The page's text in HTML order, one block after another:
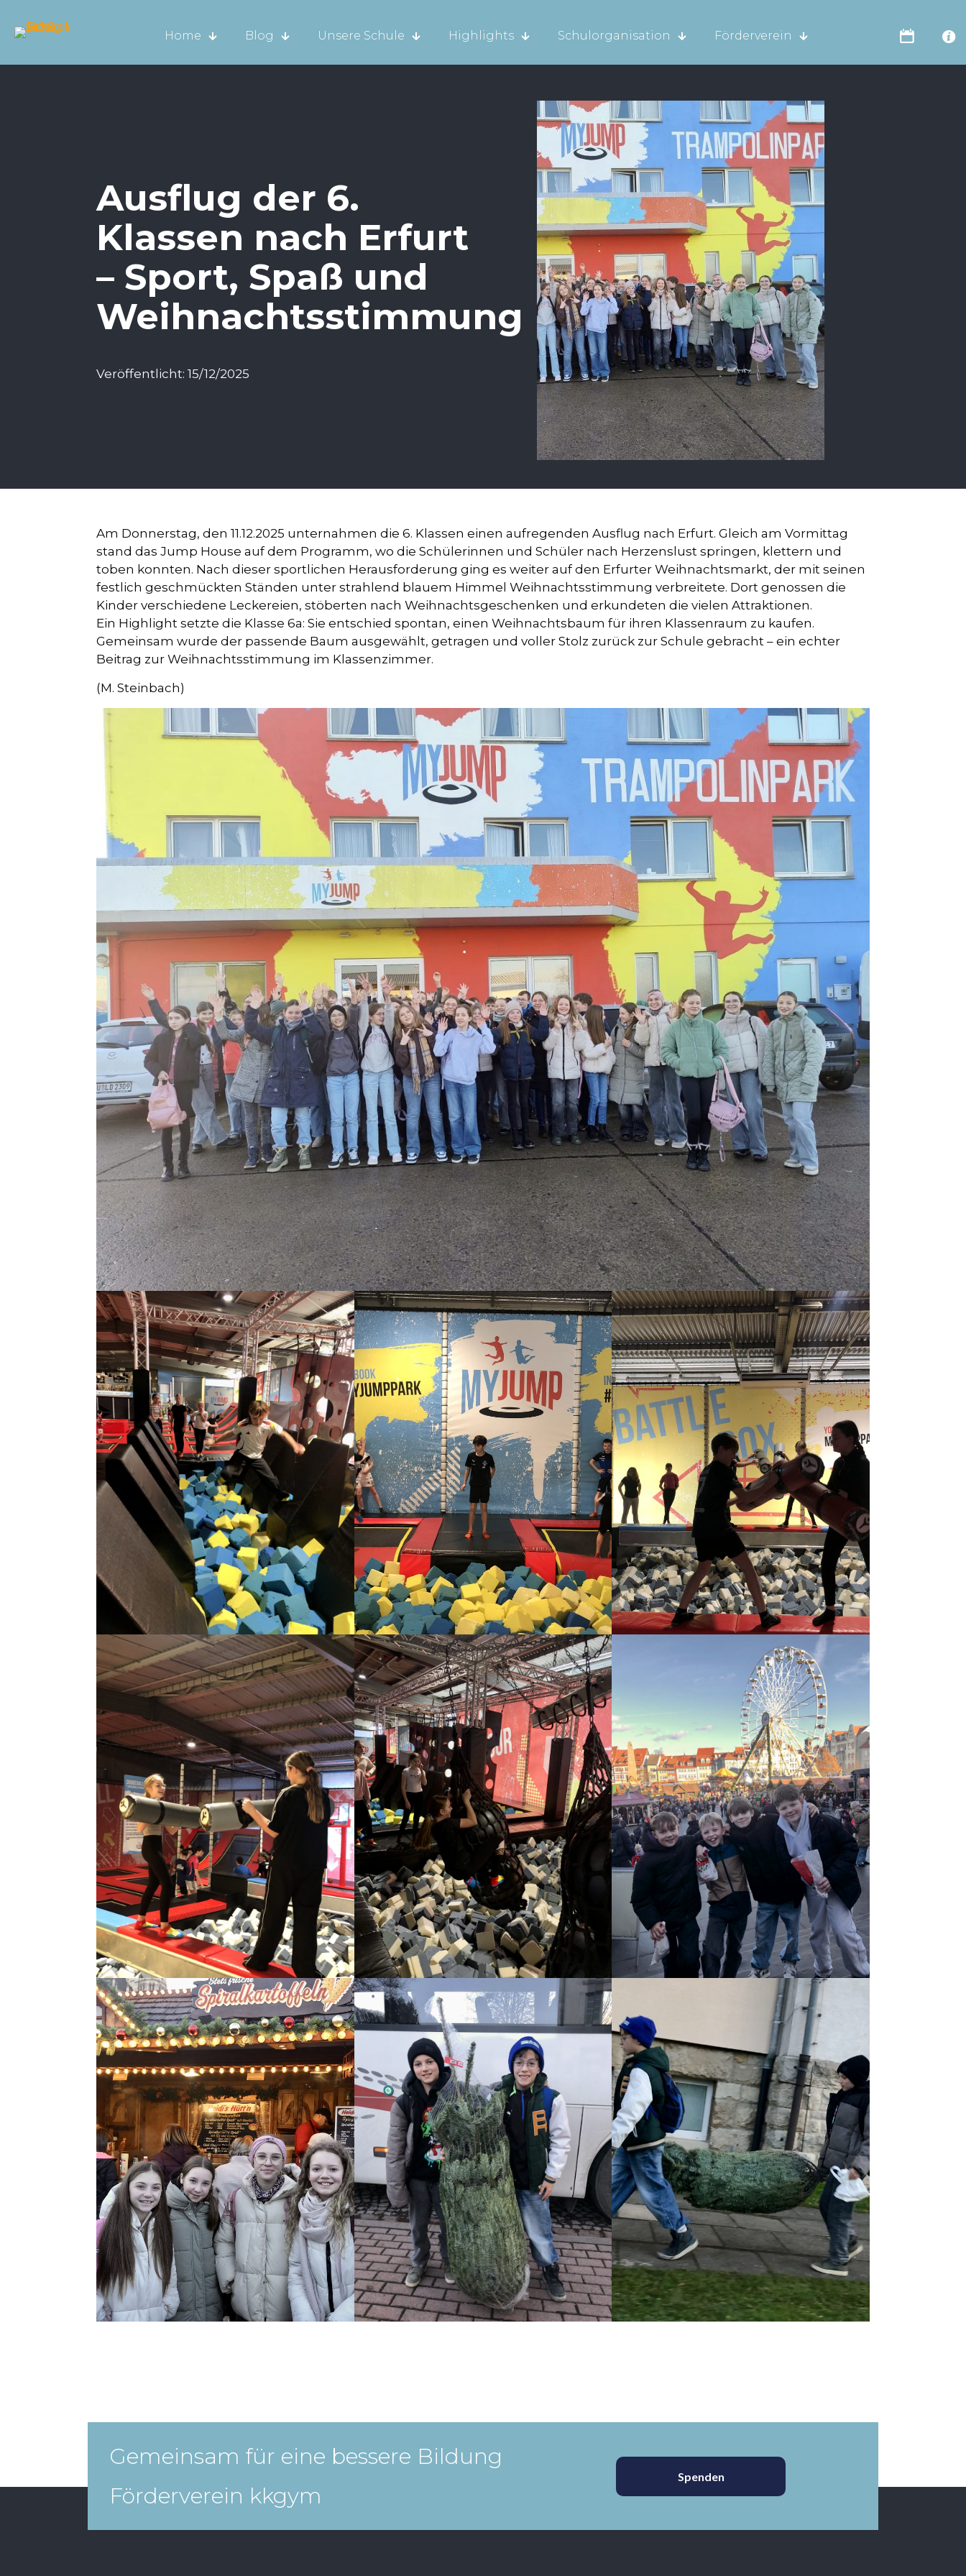
Home Blog Unsere Schule Highlights Schulorganisation Förderverein
Ausflug der 6.
Klassen nach Erfurt
– Sport, Spaß und
Weihnachtsstimmung
Veröffentlicht: 15/12/2025
Am Donnerstag, den 11.12.2025 unternahmen die 6. Klassen einen aufregenden Ausflug nach Erfurt. Gleich am Vormittag
stand das Jump House auf dem Programm, wo die Schülerinnen und Schüler nach Herzenslust springen, klettern und
toben konnten. Nach dieser sportlichen Herausforderung ging es weiter auf den Erfurter Weihnachtsmarkt, der mit seinen
festlich geschmückten Ständen unter strahlend blauem Himmel Weihnachtsstimmung verbreitete. Dort genossen die
Kinder verschiedene Leckereien, stöberten nach Weihnachtsgeschenken und erkundeten die vielen Attraktionen.
Ein Highlight setzte die Klasse 6a: Sie entschied spontan, einen Weihnachtsbaum für ihren Klassenraum zu kaufen.
Gemeinsam wurde der passende Baum ausgewählt, getragen und voller Stolz zurück zur Schule gebracht – ein echter
Beitrag zur Weihnachtsstimmung im Klassenzimmer.
(M. Steinbach)
Gemeinsam für eine bessere Bildung
Förderverein kkgym
Spenden